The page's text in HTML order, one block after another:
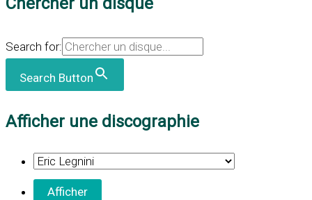
Search for:
Search Button
Afficher une discographie